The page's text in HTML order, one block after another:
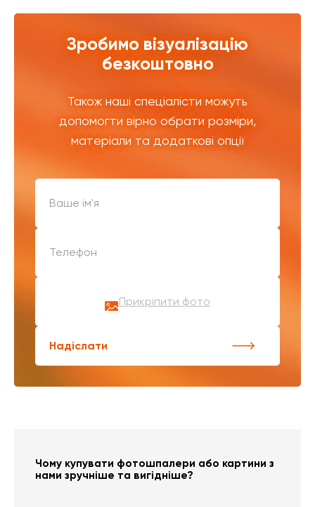
Зробимо візуалізацію
безкоштовно
Також наші спеціалісти можуть
допомогти вірно обрати розміри,
матеріали та додаткові опції
Прикріпити фото
Надіслати
Чому купувати фотошпалери або картини з
нами зручніше та вигідніше?